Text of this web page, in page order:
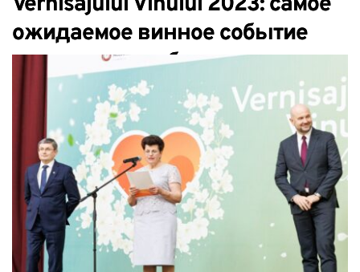
ожидаемое винное событие
года прошло с блеском